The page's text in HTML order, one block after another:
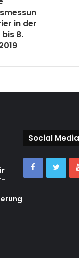
in der
bis 8.
Social Media